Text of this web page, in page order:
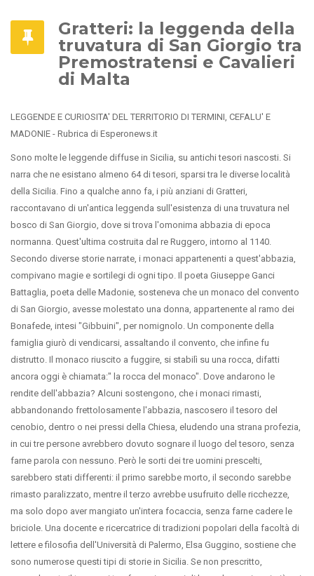
Gratteri: la leggenda della
truvatura di San Giorgio tra
Premostratensi e Cavalieri
di Malta
LEGGENDE E CURIOSITA' DEL TERRITORIO DI TERMINI, CEFALU' E
MADONIE - Rubrica di Esperonews.it
Sono molte le leggende diffuse in Sicilia, su antichi tesori nascosti. Si
narra che ne esistano almeno 64 di tesori, sparsi tra le diverse località
della Sicilia. Fino a qualche anno fa, i più anziani di Gratteri,
raccontavano di un'antica leggenda sull'esistenza di una truvatura nel
bosco di San Giorgio, dove si trova l'omonima abbazia di epoca
normanna. Quest'ultima costruita dal re Ruggero, intorno al 1140.
Secondo diverse storie narrate, i monaci appartenenti a quest'abbazia,
compivano magie e sortilegi di ogni tipo. Il poeta Giuseppe Ganci
Battaglia, poeta delle Madonie, sosteneva che un monaco del convento
di San Giorgio, avesse molestato una donna, appartenente al ramo dei
Bonafede, intesi "Gibbuini", per nomignolo. Un componente della
famiglia giurò di vendicarsi, assaltando il convento, che infine fu
distrutto. Il monaco riuscito a fuggire, si stabilì su una rocca, difatti
ancora oggi è chiamata:" la rocca del monaco". Dove andarono le
rendite dell'abbazia? Alcuni sostengono, che i monaci rimasti,
abbandonando frettolosamente l'abbazia, nascosero il tesoro del
cenobio, dentro o nei pressi della Chiesa, eludendo una strana profezia,
in cui tre persone avrebbero dovuto sognare il luogo del tesoro, senza
farne parola con nessuno. Però le sorti dei tre uomini prescelti,
sarebbero stati differenti: il primo sarebbe morto, il secondo sarebbe
rimasto paralizzato, mentre il terzo avrebbe usufruito delle ricchezze,
ma solo dopo aver mangiato un'intera focaccia, senza farne cadere le
briciole. Una docente e ricercatrice di tradizioni popolari della facoltà di
lettere e filosofia dell'Università di Palermo, Elsa Guggino, sostiene che
sono numerose questi tipi di storie in Sicilia. Se non prescritto,